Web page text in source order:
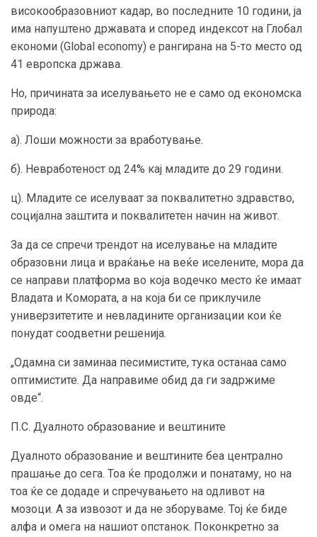
високообразовниот кадар, во последните 10 години, ја
има напуштено државата и според индексот на Глобал
економи (Global economy) е рангирана на 5-то место од
41 европска држава.
Но, причината за иселувањето не е само од економска
природа:
а). Лоши можности за вработување.
б). Невработеност од 24% кај младите до 29 години.
ц). Младите се иселуваат за поквалитетно здравство,
социјална заштита и поквалитетен начин на живот.
За да се спречи трендот на иселување на младите
образовни лица и враќање на веќе иселените, мора да
се направи платформа во која водечко место ќе имаат
Владата и Комората, а на која би се приклучиле
универзитетите и невладините организации кои ќе
понудат соодветни решенија.
„Одамна си заминаа песимистите, тука останаа само
оптимистите. Да направиме обид да ги задржиме
овде“.
П.С. Дуалното образование и вештините
Дуалното образование и вештините беа централно
прашање до сега. Тоа ќе продолжи и понатаму, но на
тоа ќе се додаде и спречувањето на одливот на
мозоци. А за извозот и да не зборуваме. Тој ќе биде
алфа и омега на нашиот опстанок. Поконкретно за